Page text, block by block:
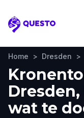
Questo
Home > Dresden >
wat te